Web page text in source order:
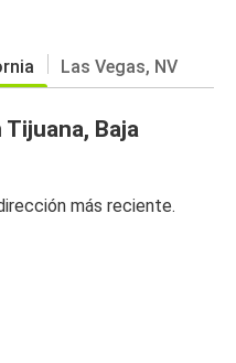
Las Vegas, NV
Baja
más reciente.